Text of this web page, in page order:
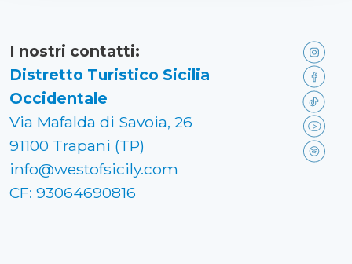
I nostri contatti:
Distretto Turistico Sicilia
Occidentale
Via Mafalda di Savoia, 26
91100 Trapani (TP)
info@westofsicily.com
CF: 93064690816